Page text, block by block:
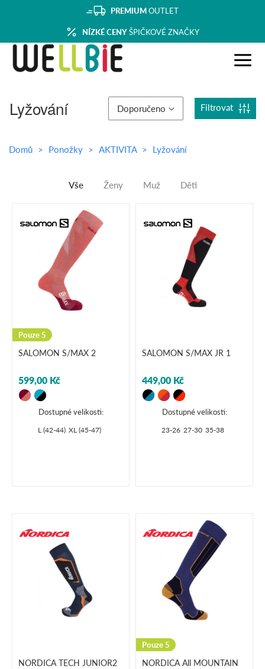
PREMIUMOUTLET
NÍZKÉ CENYŠPIČKOVÉ ZNAČKY
Lyžování Doporučeno Filtrovat
Domů Ponožky AKTIVITA Lyžování
Vše Ženy Muž Děti
Pouze 5
SALOMON S/MAX 2
599,00 Kč
Dostupné velikosti:
L (42-44) XL (45-47)
SALOMON S/MAX JR 1
449,00 Kč
Dostupné velikosti:
23-26 27-30 35-38
NORDICA TECH JUNIOR2
Pouze 5
NORDICA All MOUNTAIN